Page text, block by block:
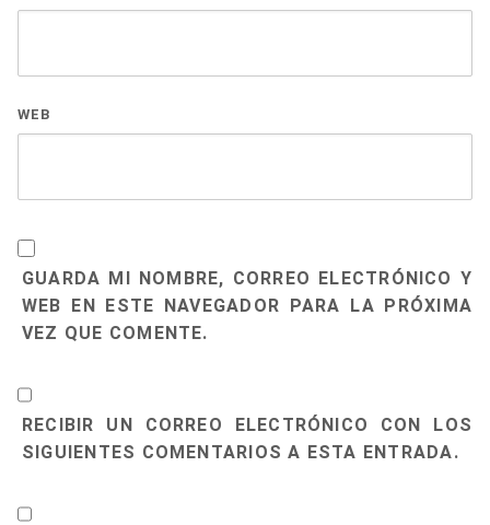
WEB
GUARDA MI NOMBRE, CORREO ELECTRÓNICO Y
WEB EN ESTE NAVEGADOR PARA LA PRÓXIMA
VEZ QUE COMENTE.
RECIBIR UN CORREO ELECTRÓNICO CON LOS
SIGUIENTES COMENTARIOS A ESTA ENTRADA.